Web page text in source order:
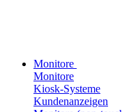
Monitore
Monitore
Kiosk-Systeme
Kundenanzeigen